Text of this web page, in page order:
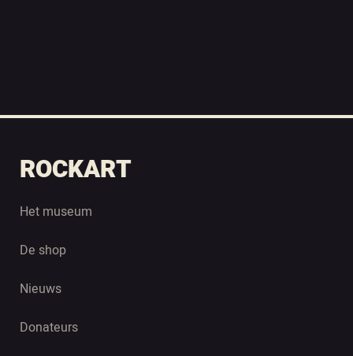
ROCKART
Het museum
De shop
Nieuws
Donateurs